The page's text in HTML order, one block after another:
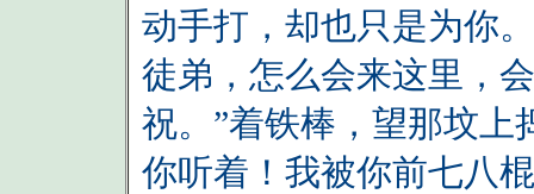
动手打，却也只是为你
徒弟，怎么会来这里，
祝。”着铁棒，望那坟上
你听着！我被你前七八